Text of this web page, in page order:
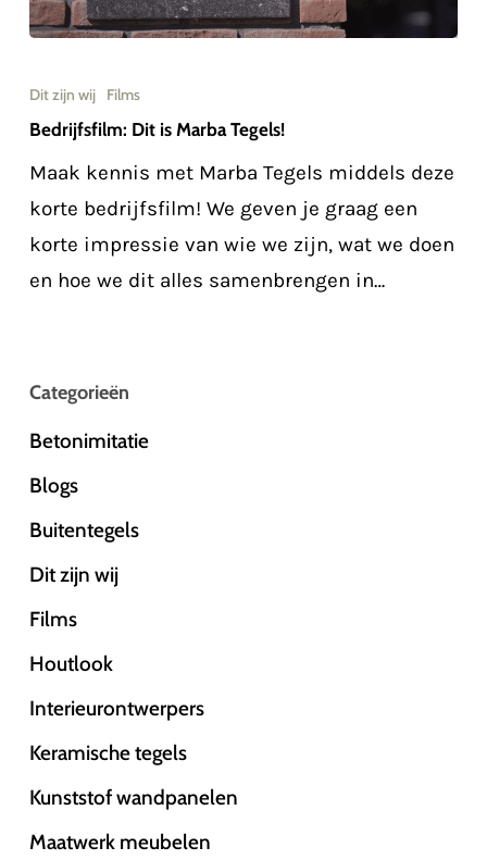
Dit zijn wij Films
Bedrijfsfilm: Dit is Marba Tegels!
Maak kennis met Marba Tegels middels deze
korte bedrijfsfilm! We geven je graag een
korte impressie van wie we zijn, wat we doen
en hoe we dit alles samenbrengen in…
Categorieën
Betonimitatie
Blogs
Buitentegels
Dit zijn wij
Films
Houtlook
Interieurontwerpers
Keramische tegels
Kunststof wandpanelen
Maatwerk meubelen